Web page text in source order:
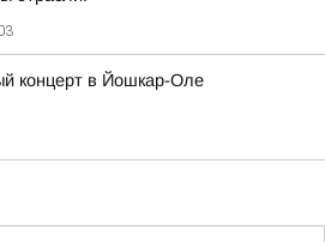
концерт в Йошкар-Оле